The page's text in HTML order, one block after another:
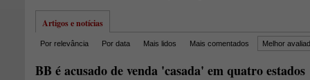
Artigos e notícias
Por relevância Por data Mais lidos Mais comentados Melhor
BB é acusado de venda 'casada' em quatro estados